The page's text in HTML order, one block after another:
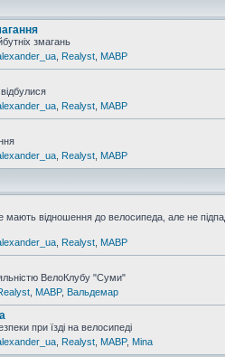
змагань
Realyst MABP
Realyst MABP
Realyst MABP
відношення до велосипеда, але не
Realyst MABP
ВелоКлубу "Суми"
MABP, Вальдемар
при їзді на велосипеді
Realyst MABP, Mina